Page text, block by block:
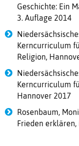
Geschichte: Ein
3. Auflage 2014
Kerncurriculum
Religion,
Kerncurriculum
Hannover 2017
Rosenbaum,
Frieden erklären,